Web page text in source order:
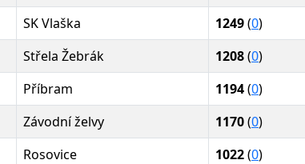
SK Vlaška 1249(0)
Střela Žebrák 1208(0)
Příbram 1194(0)
Závodní želvy 1170(0)
Rosovice 1022(0)